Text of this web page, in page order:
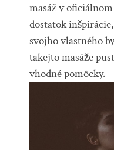
masáž v
dostatok
svojho vlastného
takejto masáže
vhodné pomôcky.